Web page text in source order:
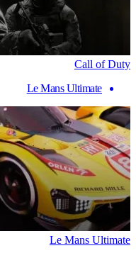
Call of Duty
Le Mans Ultimate
Le Mans Ultimate